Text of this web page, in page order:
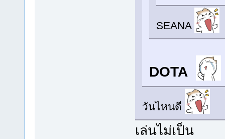
SEANA
DOTA
วันไหนดี
เล่นไม่เป็น